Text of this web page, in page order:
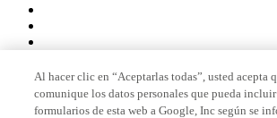
Miembro de
Al hacer clic en “Aceptarlas todas”, usted acepta
comunique los datos personales que pueda
formularios de esta web a Google, Inc según se